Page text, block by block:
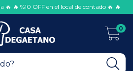
🔥 🔥 %10 OFF en el local de contado 🔥 🔥
0